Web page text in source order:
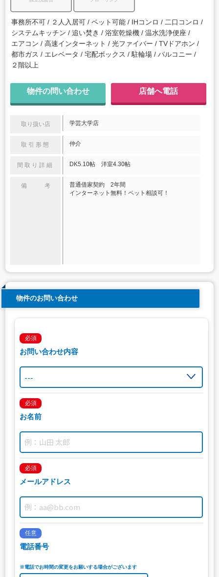
事務所不可 ２人入居可 ペット可能 IHコンロ
二口コンロ
システムキッチン
追い焚き 浴室乾燥機
温水洗浄便座
エアコン
高速インターネット 光ファイバー
TVドアホン
都市ガス
エレベータ 宅配ボックス 駐輪場
バルコニー
２階以上
物件の問い合わせ 店舗へ電話
取り扱い店 学芸大学店
取引形態 仲介
間取り詳細 DK5.10帖 洋室4.30帖
備 考
普通借家契約 2年間
インターネット無料！ペット相談可！
物件のお問い合わせ
必須
お問い合わせ内容
必須
お名前
必須
メールアドレス
任意
電話番号
※電話でお時間の変更をお願いする場合がございます